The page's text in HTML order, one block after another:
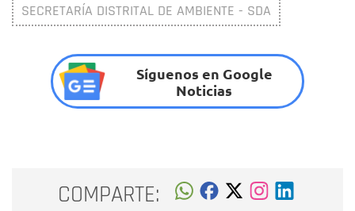
SECRETARÍA DISTRITAL DE AMBIENTE - SDA
Síguenos en Google
Noticias
COMPARTE: